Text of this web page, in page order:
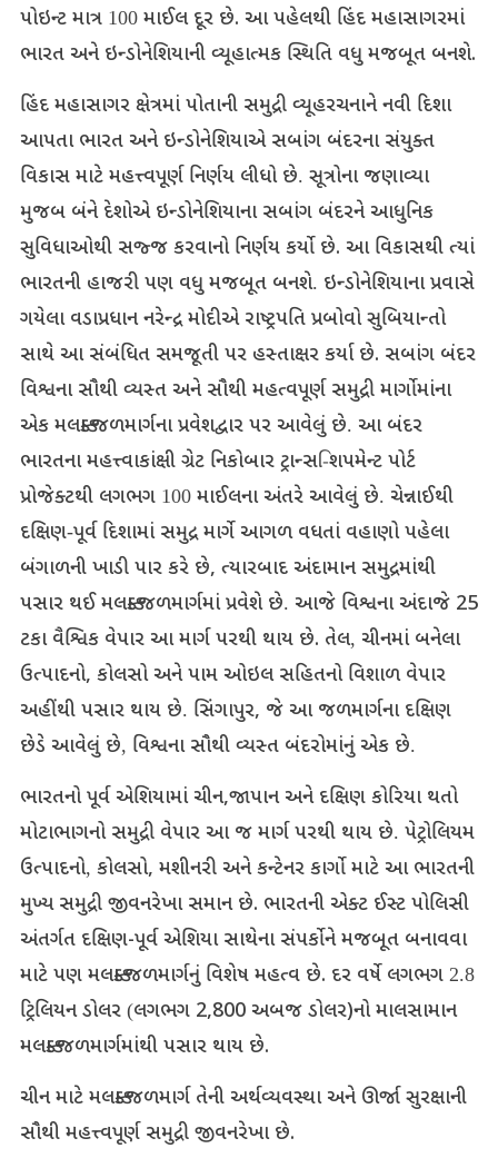
પોઇન્ટ માત્ર100 માઈલ દૂર છે. આ પહેલથી હિંદ મહાસાગરમાં
ભારત અને ઇન્ડોનેશિયાની વ્યૂહાત્મક સ્થિતિ વધુ મજબૂત બનશે.
હિંદ મહાસાગર ક્ષેત્રમાં પોતાની સમુદ્રી વ્યૂહરચનાને નવી દિશા
આપતા ભારત અને ઇન્ડોનેશિયાએ સબાંગ બંદરના સંયુક્ત
વિકાસ માટે મહત્ત્વપૂર્ણ નિર્ણય લીધો છે. સૂત્રોના જણાવ્યા
મુજબ બંને દેશોએ ઇન્ડોનેશિયાના સબાંગ બંદરને આધુનિક
સુવિધાઓથી સજ્જ કરવાનો નિર્ણય કર્યો છે. આ વિકાસથી ત્યાં
ભારતની હાજરી પણ વધુ મજબૂત બનશે. ઇન્ડોનેશિયાના પ્રવાસે
ગયેલા વડાપ્રધાન નરેન્દ્ર મોદીએ રાષ્ટ્રપતિ પ્રબોવો સુબિયાન્તો
સાથે આ સંબંધિત સમજૂતી પર હસ્તાક્ષર કર્યા છે. સબાંગ બંદર
વિશ્વના સૌથી વ્યસ્ત અને સૌથી મહત્વપૂર્ણ સમુદ્રી માર્ગોમાંના
એક મલક્કા જળમાર્ગના પ્રવેશદ્વાર પર આવેલું છે. આ બંદર
ભારતના મહત્ત્વાકાંક્ષી ગ્રેટ નિકોબાર ટ્રાન્સ-િશપમેન્ટ પોર્ટ
પ્રોજેક્ટથી લગભગ100 માઈલના અંતરે આવેલું છે. ચેન્નાઈથી
દક્ષિણ-પૂર્વ દિશામાં સમુદ્ર માર્ગે આગળ વધતાં વહાણો પહેલા
બંગાળની ખાડી પાર કરે છે, ત્યારબાદ અંદામાન સમુદ્રમાંથી
પસાર થઈ મલક્કા જળમાર્ગમાં પ્રવેશે છે. આજે વિશ્વના અંદાજે25
ટકા વૈશ્વિક વેપાર આ માર્ગ પરથી થાય છે. તેલ, ચીનમાં બનેલા
ઉત્પાદનો, કોલસો અને પામ ઓઇલ સહિતનો વિશાળ વેપાર
અહીંથી પસાર થાય છે. સિંગાપુર, જે આ જળમાર્ગના દક્ષિણ
છેડે આવેલું છે, વિશ્વના સૌથી વ્યસ્ત બંદરોમાંનું એક છે.
ભારતનો પૂર્વ એશિયામાં ચીન,જાપાન અને દક્ષિણ કોરિયા થતો
મોટાભાગનો સમુદ્રી વેપાર આ જ માર્ગ પરથી થાય છે. પેટ્રોલિયમ
ઉત્પાદનો, કોલસો, મશીનરી અને કન્ટેનર કાર્ગો માટે આ ભારતની
મુખ્ય સમુદ્રી જીવનરેખા સમાન છે. ભારતની એક્ટ ઈસ્ટ પોલિસી
અંતર્ગત દક્ષિણ-પૂર્વ એશિયા સાથેના સંપર્કોને મજબૂત બનાવવા
માટે પણ મલક્કા જળમાર્ગનું વિશેષ મહત્વ છે. દર વર્ષે લગભગ2.8
ટ્રિલિયન ડોલર(લગભગ2,800 અબજ ડોલર)નો માલસામાન
મલક્કા જળમાર્ગમાંથી પસાર થાય છે.
ચીન માટે મલક્કા જળમાર્ગ તેની અર્થવ્યવસ્થા અને ઊર્જા સુરક્ષાની
સૌથી મહત્ત્વપૂર્ણ સમુદ્રી જીવનરેખા છે.